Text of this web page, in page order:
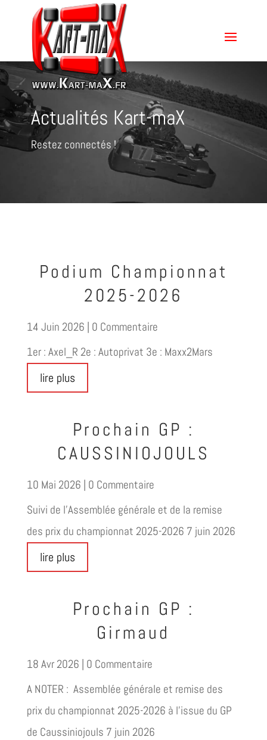
Actualités Kart-maX
Restez connectés !
Podium Championnat
2025-2026
14 Juin 2026 | 0 Commentaire
1er : Axel_R 2e : Autoprivat 3e : Maxx2Mars
lire plus
Prochain GP :
CAUSSINIOJOULS
10 Mai 2026 | 0 Commentaire
Suivi de l'Assemblée générale et de la remise
des prix du championnat 2025-2026 7 juin 2026
lire plus
Prochain GP :
Girmaud
18 Avr 2026 | 0 Commentaire
A NOTER : Assemblée générale et remise des
prix du championnat 2025-2026 à l'issue du GP
de Caussiniojouls 7 juin 2026